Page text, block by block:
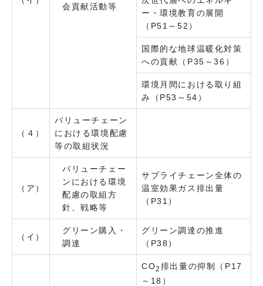
会貢献活動等
ー・環境教育の展開
（P51～52）
国際的な地球温暖化対策
への貢献（P35～36）
環境月間における取り組
み（P53～54）
（４）
バリューチェーン
における環境配慮
等の取組状況
（ア）
バリューチェー
ンにおける環境
配慮の取組方
針、戦略等
サプライチェーン全体の
温室効果ガス排出量
（P31）
（イ）
グリーン購入・
調達
グリーン調達の推進
（P38）
CO2 排出量の抑制（P17
～18）